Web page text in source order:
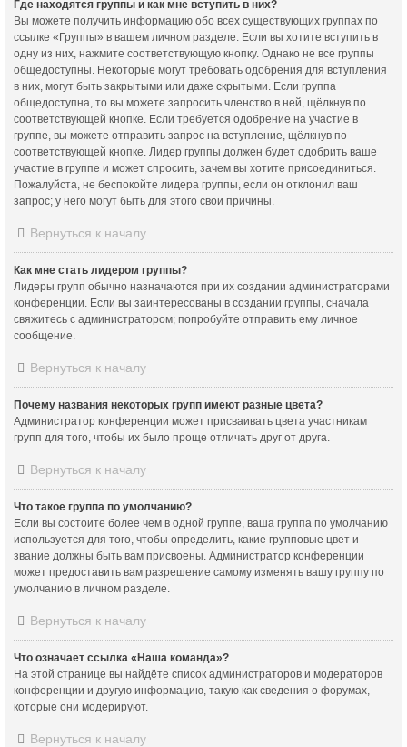
Где находятся группы и как мне вступить в них?
Вы можете получить информацию обо всех существующих группах по
ссылке «Группы» в вашем личном разделе. Если вы хотите вступить в
одну из них, нажмите соответствующую кнопку. Однако не все группы
общедоступны. Некоторые могут требовать одобрения для вступления
в них, могут быть закрытыми или даже скрытыми. Если группа
общедоступна, то вы можете запросить членство в ней, щёлкнув по
соответствующей кнопке. Если требуется одобрение на участие в
группе, вы можете отправить запрос на вступление, щёлкнув по
соответствующей кнопке. Лидер группы должен будет одобрить ваше
участие в группе и может спросить, зачем вы хотите присоединиться.
Пожалуйста, не беспокойте лидера группы, если он отклонил ваш
запрос; у него могут быть для этого свои причины.
Вернуться к началу
Как мне стать лидером группы?
Лидеры групп обычно назначаются при их создании администраторами
конференции. Если вы заинтересованы в создании группы, сначала
свяжитесь с администратором; попробуйте отправить ему личное
сообщение.
Вернуться к началу
Почему названия некоторых групп имеют разные цвета?
Администратор конференции может присваивать цвета участникам
групп для того, чтобы их было проще отличать друг от друга.
Вернуться к началу
Что такое группа по умолчанию?
Если вы состоите более чем в одной группе, ваша группа по умолчанию
используется для того, чтобы определить, какие групповые цвет и
звание должны быть вам присвоены. Администратор конференции
может предоставить вам разрешение самому изменять вашу группу по
умолчанию в личном разделе.
Вернуться к началу
Что означает ссылка «Наша команда»?
На этой странице вы найдёте список администраторов и модераторов
конференции и другую информацию, такую как сведения о форумах,
которые они модерируют.
Вернуться к началу